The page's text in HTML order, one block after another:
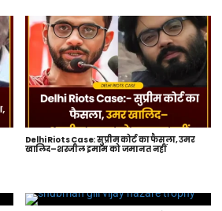
Delhi Riots Case: सुप्रीम कोर्ट का फैसला, उमर
खालिद–शरजील इमाम को जमानत नहीं